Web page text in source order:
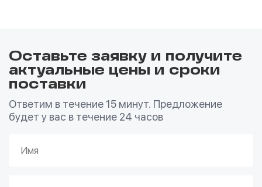
Оставьте заявку и получите
актуальные цены и сроки
поставки
Ответим в течение 15 минут. Предложение
будет у вас в течение 24 часов